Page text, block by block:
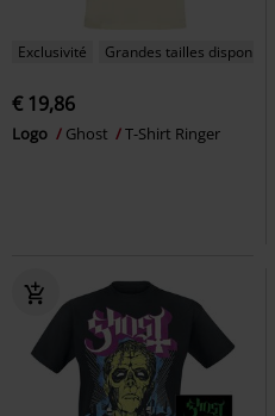
Exclusivité Grandes tailles disponibles
€ 19,86
Logo Ghost T-Shirt Ringer